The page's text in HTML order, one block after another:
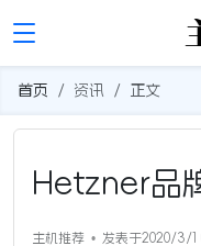
首页 资讯 正文
Hetzner品
主机推荐 发表于2020/3/1